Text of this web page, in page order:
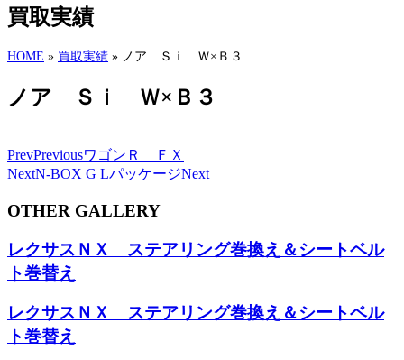
買取実績
HOME » 買取実績 » ノア Ｓｉ Ｗ×Ｂ３
ノア Ｓｉ Ｗ×Ｂ３
PrevPreviousワゴンＲ ＦＸ
NextN-BOX G LパッケージNext
OTHER GALLERY
レクサスＮＸ ステアリング巻換え＆シートベル
ト巻替え
レクサスＮＸ ステアリング巻換え＆シートベル
ト巻替え